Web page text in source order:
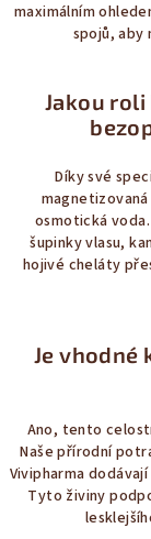
maximálním
spojů, aby
Jakou
Díky své
osmotická
šupinky vlasu,
hojivé cheláty
Je vhodné
Ano, tento
Naše přírodní
Vivipharma
Tyto živiny